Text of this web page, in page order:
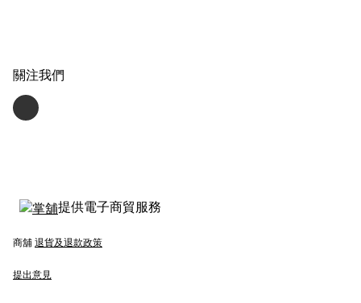
關注我們
提供電子商貿服務
商舖 退貨及退款政策
提出意見